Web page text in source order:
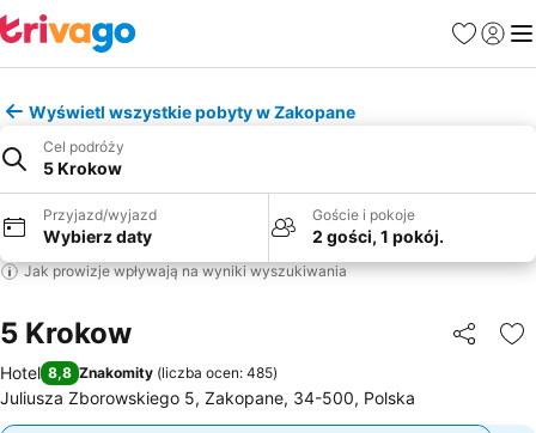
Ulubione
Wyświetl wszystkie pobyty w Zakopane
Cel podróży
5 Krokow
Przyjazd/wyjazd
Wybierz daty
Goście i pokoje
2 gości, 1 pokój.
Jak prowizje wpływają na wyniki wyszukiwania
5 Krokow
Hotel 8,8 Znakomity (liczba ocen: 485)
Juliusza Zborowskiego 5, Zakopane, 34-500, Polska